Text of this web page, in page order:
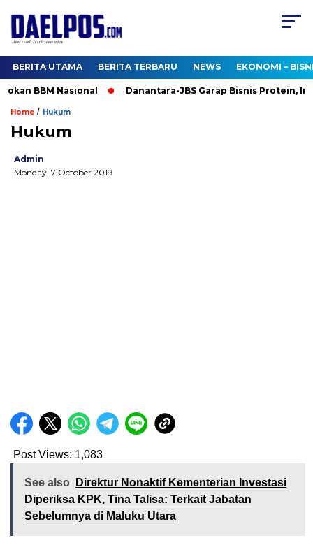
BERITA UTAMA BERITA TERBARU NEWS EKONOMI –
BBM Nasional Danantara-JBS Garap Bisnis Protein,
Home / Hukum
Hukum
Admin
Monday, 7 October 2019
Post Views: 1,083
See also
Direktur Nonaktif Kementerian Investasi
Diperiksa KPK, Tina Talisa: Terkait Jabatan
Sebelumnya di Maluku Utara